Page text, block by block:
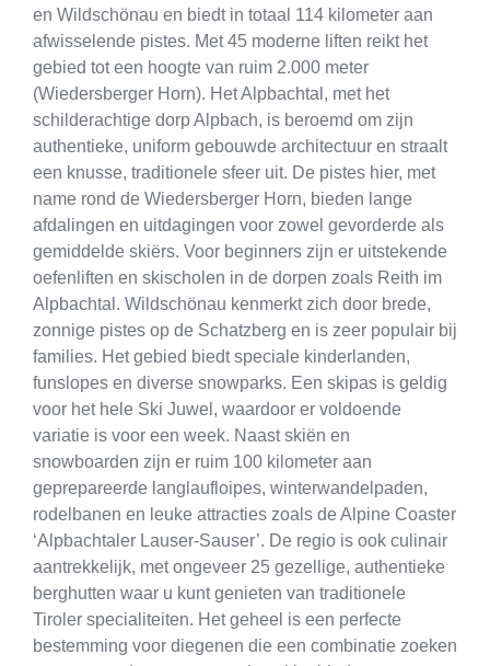
en Wildschönau en biedt in totaal 114 kilometer aan
afwisselende pistes. Met 45 moderne liften reikt het
gebied tot een hoogte van ruim 2.000 meter
(Wiedersberger Horn). Het Alpbachtal, met het
schilderachtige dorp Alpbach, is beroemd om zijn
authentieke, uniform gebouwde architectuur en straalt
een knusse, traditionele sfeer uit. De pistes hier, met
name rond de Wiedersberger Horn, bieden lange
afdalingen en uitdagingen voor zowel gevorderde als
gemiddelde skiërs. Voor beginners zijn er uitstekende
oefenliften en skischolen in de dorpen zoals Reith im
Alpbachtal. Wildschönau kenmerkt zich door brede,
zonnige pistes op de Schatzberg en is zeer populair bij
families. Het gebied biedt speciale kinderlanden,
funslopes en diverse snowparks. Een skipas is geldig
voor het hele Ski Juwel, waardoor er voldoende
variatie is voor een week. Naast skiën en
snowboarden zijn er ruim 100 kilometer aan
geprepareerde langlaufloipes, winterwandelpaden,
rodelbanen en leuke attracties zoals de Alpine Coaster
‘Alpbachtaler Lauser-Sauser’. De regio is ook culinair
aantrekkelijk, met ongeveer 25 gezellige, authentieke
berghutten waar u kunt genieten van traditionele
Tiroler specialiteiten. Het geheel is een perfecte
bestemming voor diegenen die een combinatie zoeken